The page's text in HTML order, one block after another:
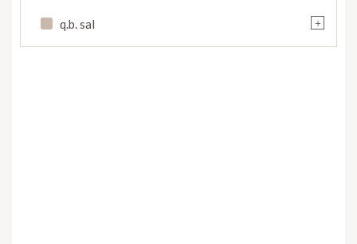
+
q.b. sal